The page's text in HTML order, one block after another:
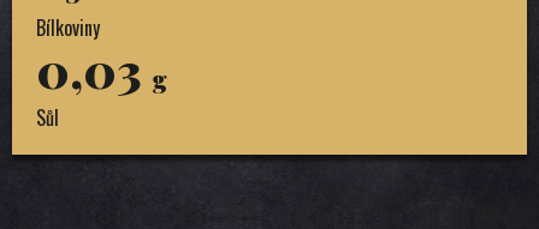
Bílkoviny
0,03 g
Sůl